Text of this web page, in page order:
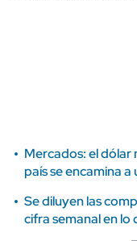
Mercados: el dólar
país se encamina
Se diluyen las
cifra semanal en lo